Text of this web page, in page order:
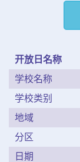
开放日名称
学校名称
学校类别
地域
分区
日期